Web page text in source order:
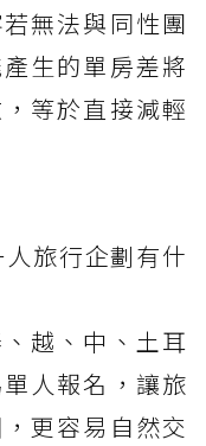
無法與同性團
生的單房差將
等於直接減輕
旅行企劃有什
越、中、土耳
人報名，讓旅
更容易自然交